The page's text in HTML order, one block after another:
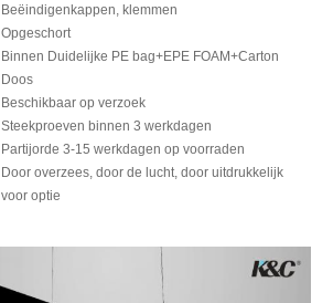
Beëindigenkappen, klemmen
Opgeschort
Binnen Duidelijke PE bag+EPE FOAM+Carton
Doos
Beschikbaar op verzoek
Steekproeven binnen 3 werkdagen
Partijorde 3-15 werkdagen op voorraden
Door overzees, door de lucht, door uitdrukkelijk
voor optie